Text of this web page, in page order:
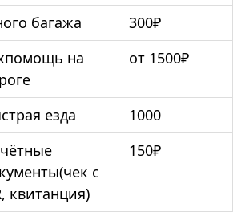
багажа 300₽
на
от 1500₽
езда 1000
с
квитанция)
150₽